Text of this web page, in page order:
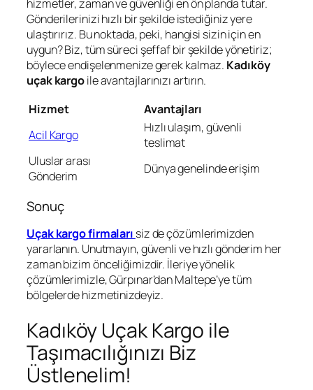
hizmetler, zaman ve güvenliği en ön planda tutar.
Gönderilerinizi hızlı bir şekilde istediğiniz yere
ulaştırırız. Bu noktada, peki, hangisi sizin için en
uygun? Biz, tüm süreci şeffaf bir şekilde yönetiriz;
böylece endişelenmenize gerek kalmaz. Kadıköy
uçak kargoile avantajlarınızı artırın.
Hizmet
Avantajları
Acil Kargo
Hızlı ulaşım, güvenli
teslimat
Uluslar arası
Gönderim
Dünya genelinde erişim
Sonuç
Uçak kargo firmaları siz de çözümlerimizden
yararlanın. Unutmayın, güvenli ve hızlı gönderim her
zaman bizim önceliğimizdir. İleriye yönelik
çözümlerimizle, Gürpınar’dan Maltepe’ye tüm
bölgelerde hizmetinizdeyiz.
Kadıköy Uçak Kargo ile
Taşımacılığınızı Biz
Üstlenelim!